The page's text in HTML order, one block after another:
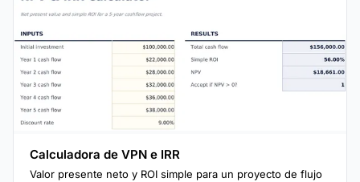
Calculadora de VPN e IRR
Valor presente neto y ROI simple para un proyecto de flujo